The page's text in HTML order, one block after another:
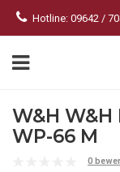
Hotline: 09642 /
W&H
WP-66 M
0